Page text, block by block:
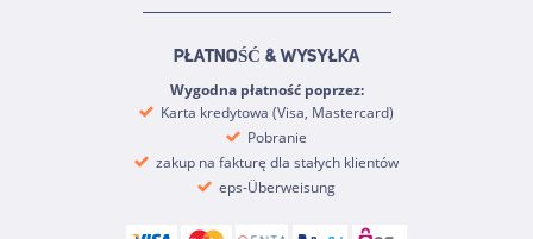
PŁATNOŚĆ & WYSYŁKA
Wygodna płatność poprzez:
Karta kredytowa (Visa, Mastercard)
Pobranie
zakup na fakturę dla stałych klientów
eps-Überweisung